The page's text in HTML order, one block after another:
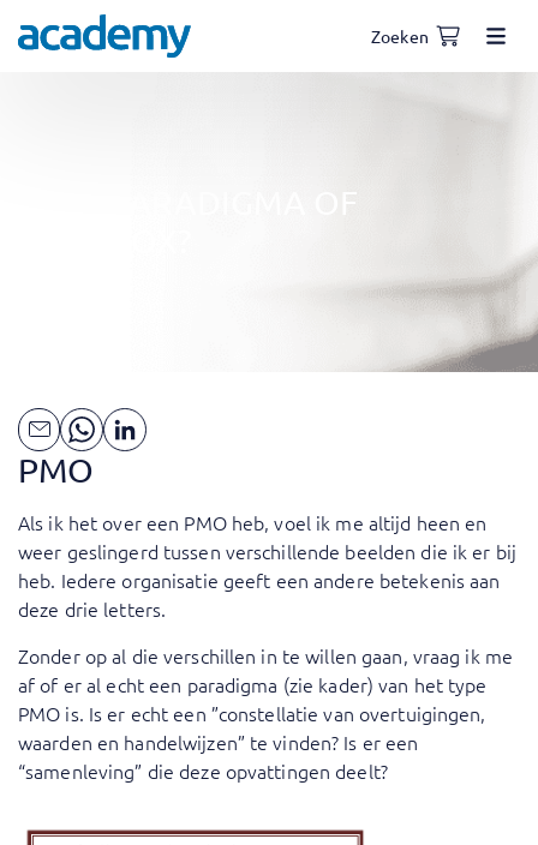
Zoeken
PMO, PARADIGMA OF
PMO
Als ik het over een PMO heb, voel ik me altijd heen en
weer geslingerd tussen verschillende beelden die ik er bij
heb. Iedere organisatie geeft een andere betekenis aan
deze drie letters.
Zonder op al die verschillen in te willen gaan, vraag ik me
af of er al echt een paradigma (zie kader) van het type
PMO is. Is er echt een ”constellatie van overtuigingen,
waarden en handelwijzen” te vinden? Is er een
“samenleving” die deze opvattingen deelt?